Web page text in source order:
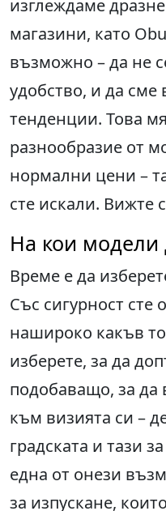
изглеждаме
магазини, като
възможно – да не
удобство, и да сме
тенденции. Това
разнообразие от
нормални цени –
сте искали. Вижте
На кои модели
Време е да
Със сигурност
нашироко какъв
изберете, за да
подобаващо, за да
към визията си –
градската и тази
една от онези
за изпускане,